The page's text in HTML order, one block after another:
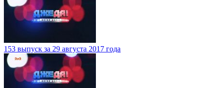
153 выпуск за 29 августа 2017 года